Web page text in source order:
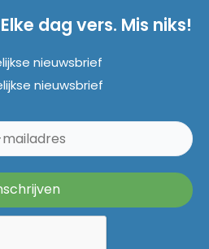
dag vers. Mis niks!
nieuwsbrief
nieuwsbrief